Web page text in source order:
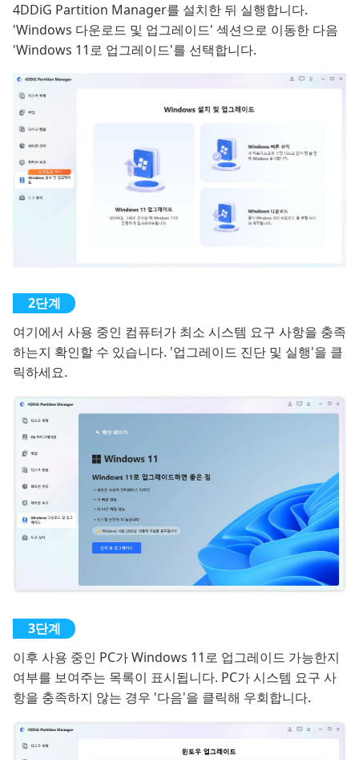
4DDiG Partition Manager를 설치한 뒤 실행합니다.
'Windows 다운로드 및 업그레이드' 섹션으로 이동한 다음
'Windows 11로 업그레이드'를 선택합니다.
여기에서 사용 중인 컴퓨터가 최소 시스템 요구 사항을 충족
하는지 확인할 수 있습니다. '업그레이드 진단 및 실행'을 클
릭하세요.
이후 사용 중인 PC가 Windows 11로 업그레이드 가능한지
여부를 보여주는 목록이 표시됩니다. PC가 시스템 요구 사
항을 충족하지 않는 경우 '다음'을 클릭해 우회합니다.